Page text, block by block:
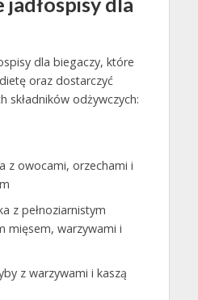
dla biegaczy, które
oraz dostarczyć
składników odżywczych:
z owocami, orzechami i
z pełnoziarnistym
mięsem, warzywami i
z warzywami i kaszą